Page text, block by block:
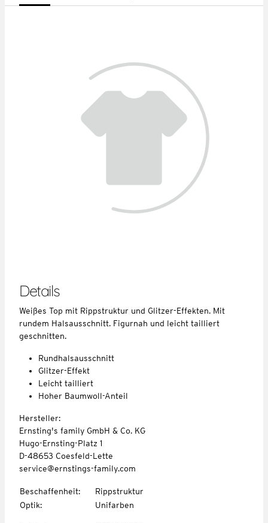
Details
Weißes Top mit Rippstruktur und Glitzer-Effekten. Mit
rundem Halsausschnitt. Figurnah und leicht tailliert
geschnitten.
Rundhalsausschnitt
Glitzer-Effekt
Leicht tailliert
Hoher Baumwoll-Anteil
Hersteller:
Ernsting's family GmbH & Co. KG
Hugo-Ernsting-Platz 1
D-48653 Coesfeld-Lette
service@ernstings-family.com
Beschaffenheit:
Rippstruktur
Optik: Unifarben